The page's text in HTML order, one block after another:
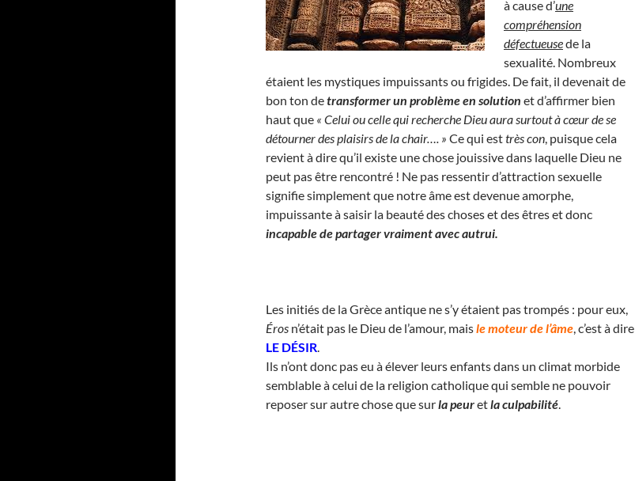
à cause d’une
compréhension
défectueusede la
sexualité. Nombreux
étaient les mystiques impuissants ou frigides. De fait, il devenait de
bon ton detransformer un problème en solution et d’affirmer bien
haut que « Celui ou celle qui recherche Dieu aura surtout à cœur de se
détourner des plaisirs de la chair…. » Ce qui esttrès con, puisque cela
revient à dire qu’il existe une chose jouissive dans laquelle Dieu ne
peut pas être rencontré ! Ne pas ressentir d’attraction sexuelle
signifie simplement que notre âme est devenue amorphe,
impuissante à saisir la beauté des choses et des êtres et donc
incapable de partager vraiment avec autrui.
Les initiés de la Grèce antique ne s’y étaient pas trompés : pour eux,
Éros n’était pas le Dieu de l’amour, maisle moteur de l’âme, c’est à dire
LE DÉSIR.
Ils n’ont donc pas eu à élever leurs enfants dans un climat morbide
semblable à celui de la religion catholique qui semble ne pouvoir
reposer sur autre chose que surla peuretla culpabilité.